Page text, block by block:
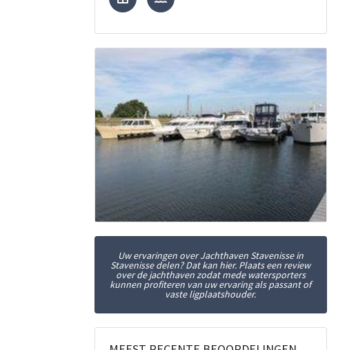
Uw ervaringen over Jachthaven Stavenisse in
Stavenisse delen? Dat kan hier. Plaats een review
over de jachthaven zodat mede watersporters
kunnen profiteren van uw ervaring als passant of
vaste ligplaatshouder.